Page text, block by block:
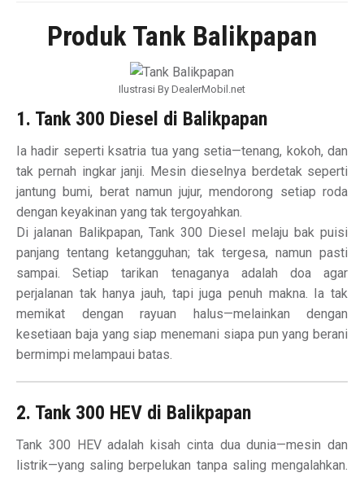
Produk Tank Balikpapan
Ilustrasi By DealerMobil.net
1. Tank 300 Diesel di Balikpapan
Ia hadir seperti ksatria tua yang setia—tenang, kokoh, dan
tak pernah ingkar janji. Mesin dieselnya berdetak seperti
jantung bumi, berat namun jujur, mendorong setiap roda
dengan keyakinan yang tak tergoyahkan.
Di jalanan Balikpapan, Tank 300 Diesel melaju bak puisi
panjang tentang ketangguhan; tak tergesa, namun pasti
sampai. Setiap tarikan tenaganya adalah doa agar
perjalanan tak hanya jauh, tapi juga penuh makna. Ia tak
memikat dengan rayuan halus—melainkan dengan
kesetiaan baja yang siap menemani siapa pun yang berani
bermimpi melampaui batas.
2. Tank 300 HEV di Balikpapan
Tank 300 HEV adalah kisah cinta dua dunia—mesin dan
listrik—yang saling berpelukan tanpa saling mengalahkan.